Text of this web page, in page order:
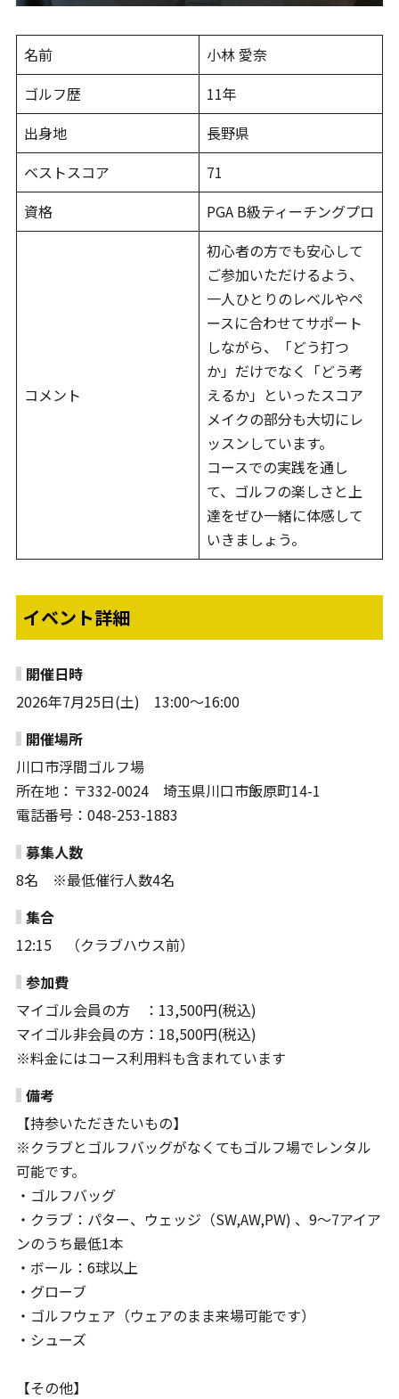
名前
小林 愛奈
ゴルフ歴
11年
出身地
長野県
ベストスコア
71
資格
PGA B級ティーチングプロ
コメント
初心者の方でも安心して
ご参加いただけるよう、
一人ひとりのレベルやペ
ースに合わせてサポート
しながら、「どう打つ
か」だけでなく「どう考
えるか」といったスコア
メイクの部分も大切にレ
ッスンしています。
コースでの実践を通し
て、ゴルフの楽しさと上
達をぜひ一緒に体感して
いきましょう。
イベント詳細
開催日時
2026年7月25日(土) 13:00～16:00
開催場所
川口市浮間ゴルフ場
所在地：〒332-0024 埼玉県川口市飯原町14-1
電話番号：048-253-1883
募集人数
8名 ※最低催行人数4名
集合
12:15 （クラブハウス前）
参加費
マイゴル会員の方 ：13,500円(税込)
マイゴル非会員の方：18,500円(税込)
※料金にはコース利用料も含まれています
備考
【持参いただきたいもの】
※クラブとゴルフバッグがなくてもゴルフ場でレンタル
可能です。
・ゴルフバッグ
・クラブ：パター、ウェッジ（SW,AW,PW) 、9～7アイア
ンのうち最低1本
・ボール：6球以上
・グローブ
・ゴルフウェア（ウェアのまま来場可能です）
・シューズ
【その他】